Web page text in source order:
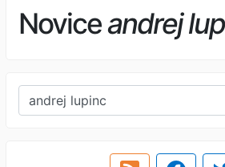
Noviceandrej